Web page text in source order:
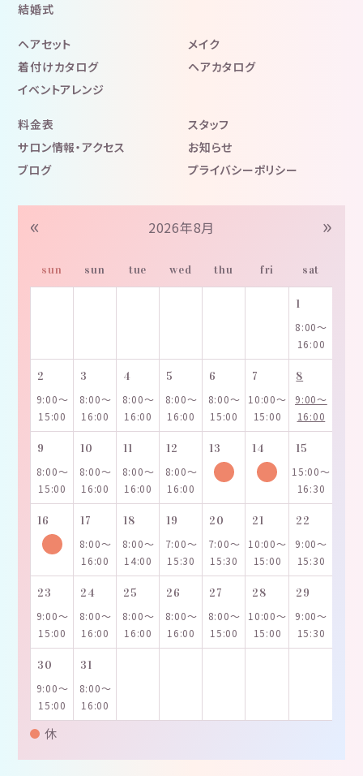
結婚式
ヘアセット
メイク
着付けカタログ
ヘアカタログ
イベントアレンジ
料金表
スタッフ
サロン情報・アクセス
お知らせ
ブログ
プライバシーポリシー
« 2026年8月 »
sun sun tue wed thu fri sat
1
8:00～
16:00
2
9:00～
15:00
3
8:00～
16:00
4
8:00～
16:00
5
8:00～
16:00
6
8:00～
15:00
7
10:00～
15:00
8
9:00～
16:00
9
8:00～
15:00
10
8:00～
16:00
11
8:00～
16:00
12
8:00～
16:00
13 14
15
15:00～
16:30
16
17
8:00～
16:00
18
8:00～
14:00
19
7:00～
15:30
20
7:00～
15:30
21
10:00～
15:00
22
9:00～
15:30
23
9:00～
15:00
24
8:00～
16:00
25
8:00～
16:00
26
8:00～
16:00
27
8:00～
15:00
28
10:00～
15:00
29
9:00～
15:30
30
9:00～
15:00
31
8:00～
16:00
休